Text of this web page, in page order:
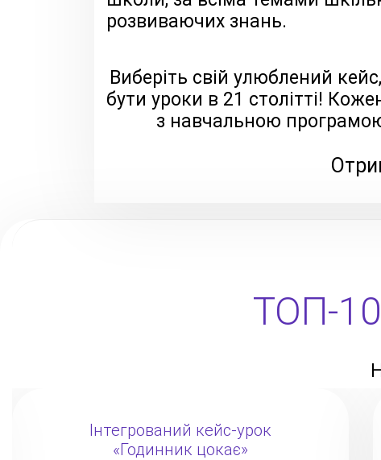
розвиваючих знань.
Виберіть свій улюблений
бути уроки в 21 столітті!
з навчальною
ТОП-10
Інтегрований кейс-урок
«Годинник цокає»